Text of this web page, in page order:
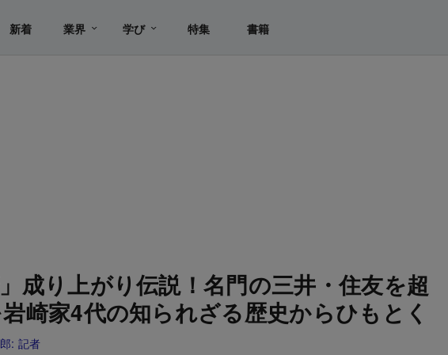
新着 業界 学び 特集 書籍
成り上がり伝説！名門の三井・住友を超
崎家4代の知られざる歴史からひもとく
:記者